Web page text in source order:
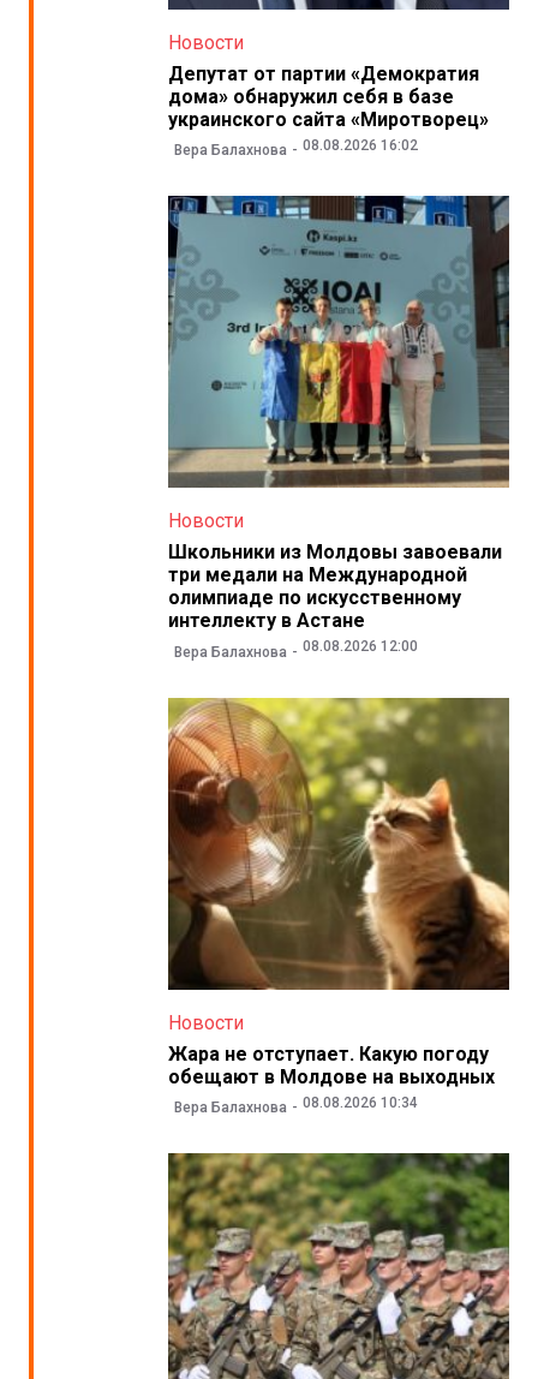
Новости
Депутат от партии «Демократия
дома» обнаружил себя в базе
украинского сайта «Миротворец»
Вера Балахнова 08.08.2026 16:02
Новости
Школьники из Молдовы завоевали
три медали на Международной
олимпиаде по искусственному
интеллекту в Астане
Вера Балахнова 08.08.2026 12:00
Новости
Жара не отступает. Какую погоду
обещают в Молдове на выходных
Вера Балахнова 08.08.2026 10:34